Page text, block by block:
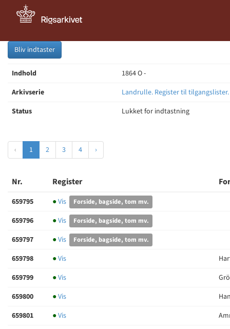
Bliv indtaster
Indhold
1864 O -
Arkivserie
Landrulle. Register til
Status
Lukket for indtastning
‹ 1 2 3 4 ›
Nr. Register
659795 ●Vis Forside, bagside, tom mv.
659796 ●Vis Forside, bagside, tom mv.
659797 ●Vis Forside, bagside, tom mv.
659798 ●Vis
659799
●Vis
659800
●Vis
659801
●Vis